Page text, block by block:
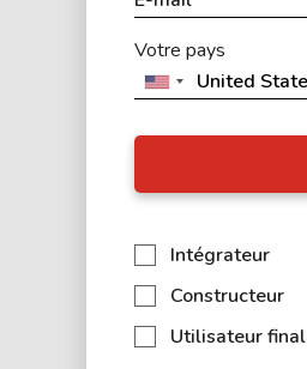
Votre pays
Intégrateur
Constructeur
Utilisateur final